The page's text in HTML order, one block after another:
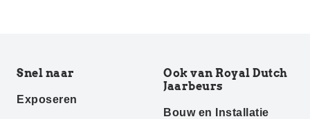
Snel naar
Exposeren
Ook van Royal Dutch
Jaarbeurs
Bouw en Installatie